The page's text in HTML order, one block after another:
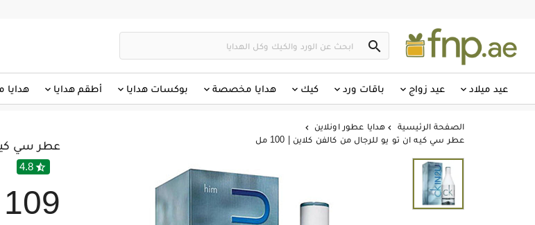

عيد ميلاد عيد زواج باقات ورد كيك هدايا مخصصة بوكسات هدايا أطقم هدايا هدايا
الصفحة الرئيسية  هدايا عطور اونلاين 
عطر سي كيه ان تو يو للرجال من كالفن كلاين | 100 مل عطر سي كيه
4.8
109